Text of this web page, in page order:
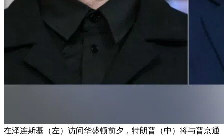
在泽连斯基（左）访问华盛顿前夕，特朗普（中）将与普京通